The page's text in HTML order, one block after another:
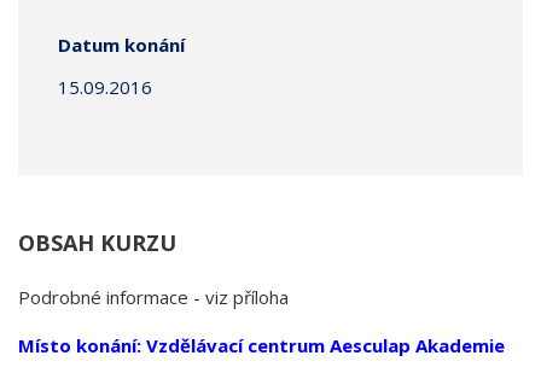
Datum konání
15.09.2016
OBSAH KURZU
Podrobné informace - viz příloha
Místo konání: Vzdělávací centrum Aesculap Akademie